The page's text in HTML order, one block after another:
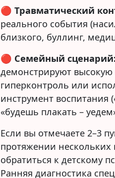
🔴Травматический
реального события
близкого, буллинг,
🔴 Семейный сценарий:
демонстрируют высокую
гиперконтроль или
инструмент воспитания
«будешь плакать –
Если вы отмечаете 2–3
протяжении нескольких
обратиться к детскому
Ранняя диагностика